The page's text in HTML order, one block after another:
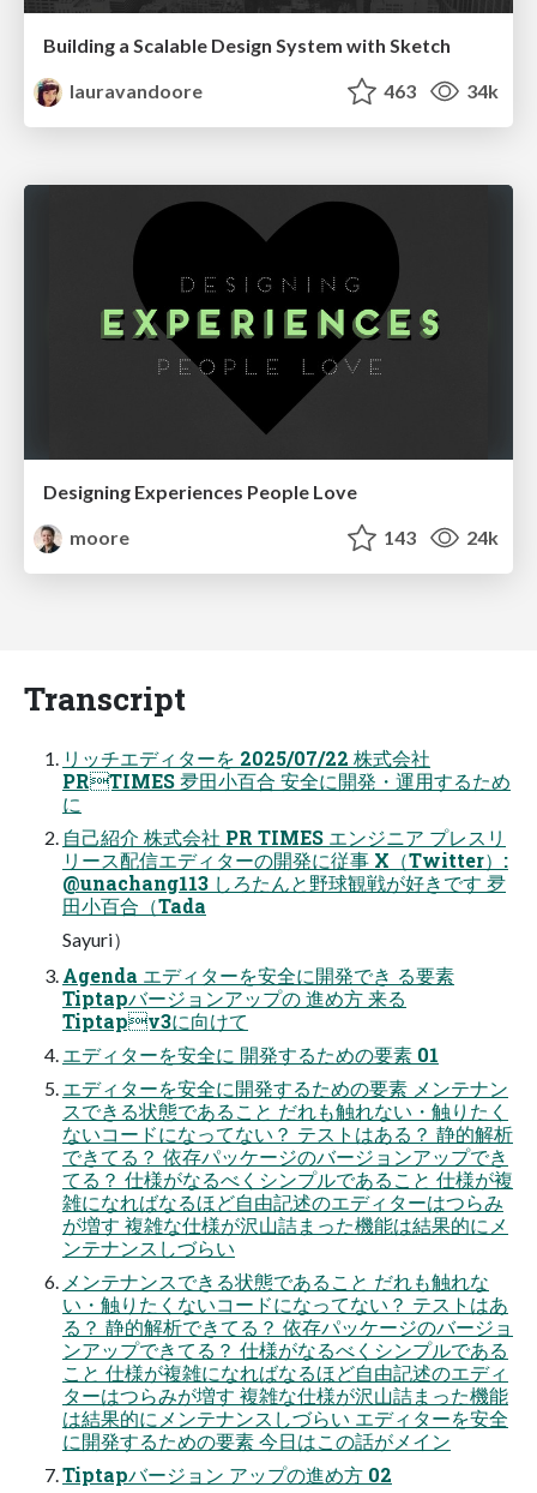
Building a Scalable Design System with Sketch
lauravandoore
463 34k
Designing Experiences People Love
moore
143 24k
Transcript
リッチエディターを 2025/07/22 株式会社
PRTIMES 夛⽥⼩百合 安全に開発・運⽤するため
に
自己紹介 株式会社 PR TIMES エンジニア プレスリ
リース配信エディターの開発に従事 X（Twitter）:
@unachang113 しろたんと野球観戦が好きです 夛
田小百合（Tada
Sayuri）
Agenda エディターを安全に開発でき る要素
Tiptapバージョンアップの 進め⽅ 来る
Tiptapv3に向けて
エディターを安全に 開発するための要素 01
エディターを安全に開発するための要素 メンテナン
スできる状態であること だれも触れない・触りたく
ないコードになってない？ テストはある？ 静的解析
できてる？ 依存パッケージのバージョンアップでき
てる？ 仕様がなるべくシンプルであること 仕様が複
雑になればなるほど⾃由記述のエディターはつらみ
が増す 複雑な仕様が沢⼭詰まった機能は結果的にメ
ンテナンスしづらい
メンテナンスできる状態であること だれも触れな
い・触りたくないコードになってない？ テストはあ
る？ 静的解析できてる？ 依存パッケージのバージョ
ンアップできてる？ 仕様がなるべくシンプルである
こと 仕様が複雑になればなるほど⾃由記述のエディ
ターはつらみが増す 複雑な仕様が沢⼭詰まった機能
は結果的にメンテナンスしづらい エディターを安全
に開発するための要素 今⽇はこの話がメイン
Tiptapバージョン アップの進め⽅ 02